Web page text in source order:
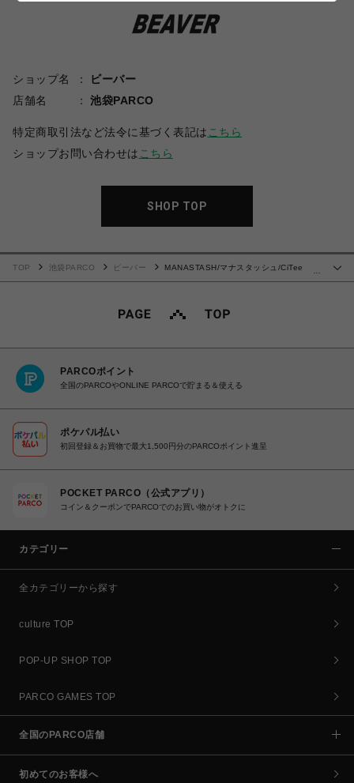
ショップ名
ビーバー
店舗名
池袋PARCO
特定商取引法など法令に基づく表記は こちら
ショップお問い合わせは こちら
SHOP TOP
TOP 池袋PARCO ビーバー
MANASTASH/マナスタッシュ/CiTee
PARCOポイント
全国のPARCOやONLINE PARCOで貯まる＆使える
ポケパル払い
初回登録＆お買物で最大1,500円分のPARCOポイント進呈
POCKET PARCO（公式アプリ）
コイン＆クーポンでPARCOでのお買い物がオトクに
カテゴリー
全カテゴリーから探す
culture TOP
POP-UP SHOP TOP
PARCO GAMES TOP
全国のPARCO店舗
初めてのお客様へ